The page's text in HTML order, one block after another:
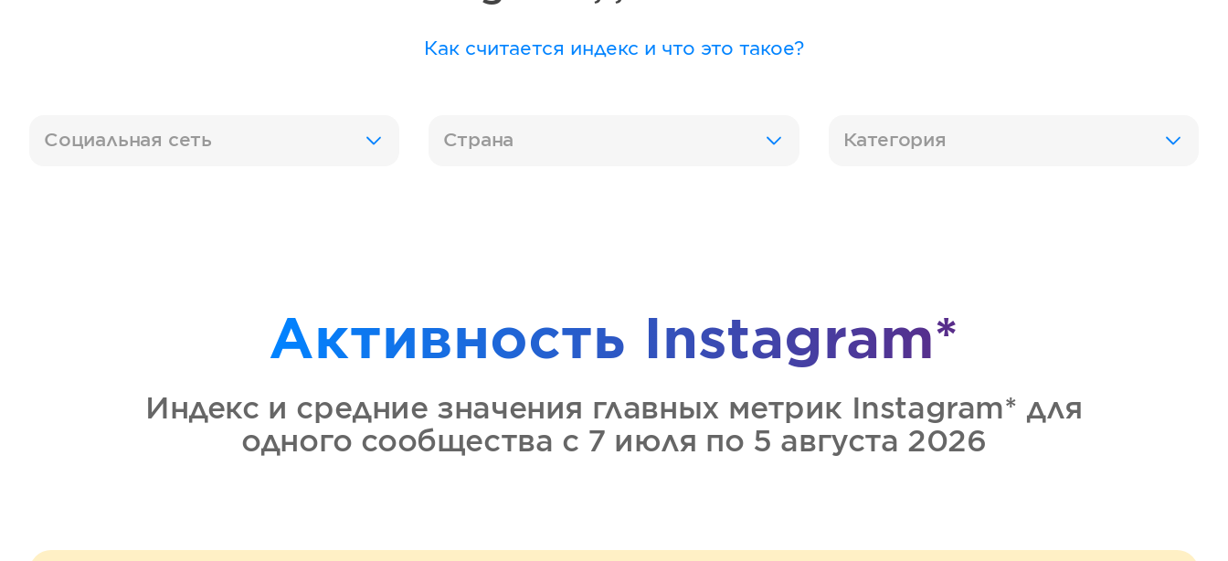
Как считается индекс и что это такое?
Социальная сеть Страна Категория
Активность Instagram*
Индекс и средние значения главных метрик Instagram* для
одного сообщества с 7 июля по 5 августа 2026